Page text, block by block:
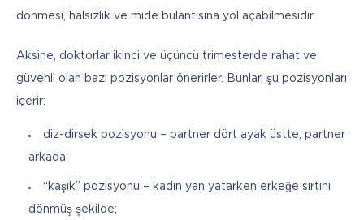
dönmesi, halsizlik ve mide bulantısına yol açabilmesidir.
Aksine, doktorlar ikinci ve üçüncü trimesterde rahat ve
güvenli olan bazı pozisyonlar önerirler. Bunlar, şu pozisyonları
içerir:
diz-dirsek pozisyonu – partner dört ayak üstte, partner
arkada;
“kaşık” pozisyonu – kadın yan yatarken erkeğe sırtını
dönmüş şekilde;